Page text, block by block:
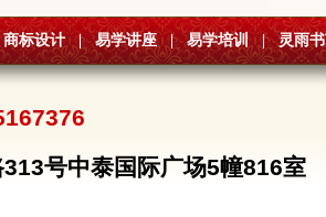
商标设计 | 易学讲座 | 易学培训 | 灵雨
号中泰国际广场5幢816室